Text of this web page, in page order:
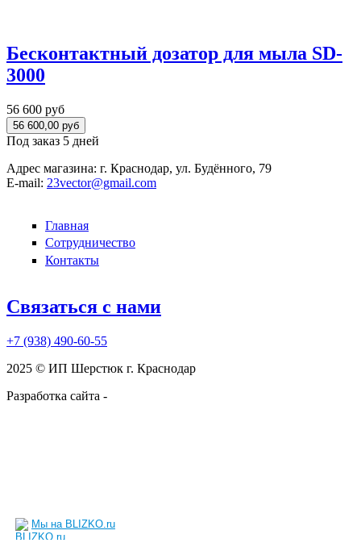
Бесконтактный дозатор для мыла SD-
3000
56 600 руб
Под заказ 5 дней
Адрес магазина: г. Краснодар, ул. Будённого, 79
E-mail: 23vector@gmail.com
Главная
Сотрудничество
Контакты
Связаться с нами
+7 (938) 490-60-55
2025 © ИП Шерстюк г. Краснодар
Разработка сайта -
Мы на BLIZKO.ru